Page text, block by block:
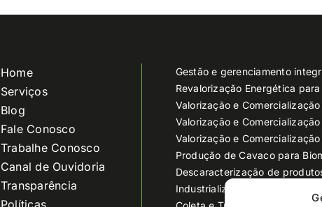
Home
Serviços
Blog
Fale Conosco
Trabalhe Conosco
Canal de Ouvidoria
Transparência
Gestão e gerenciamento
Revalorização Energética
Valorização e
Valorização e
Valorização e
Produção de Cavaco para
Descaracterização de
Industrialização e Reciclagem